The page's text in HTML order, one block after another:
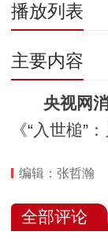
播放列表
主要内容
央视网
《“入世槌”
编辑：张哲瀚
全部评论